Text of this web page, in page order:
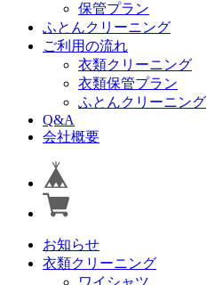
保管プラン
ふとんクリーニング
ご利用の流れ
衣類クリーニング
衣類保管プラン
ふとんクリーニング
Q&A
会社概要
お知らせ
衣類クリーニング
ワイシャツ